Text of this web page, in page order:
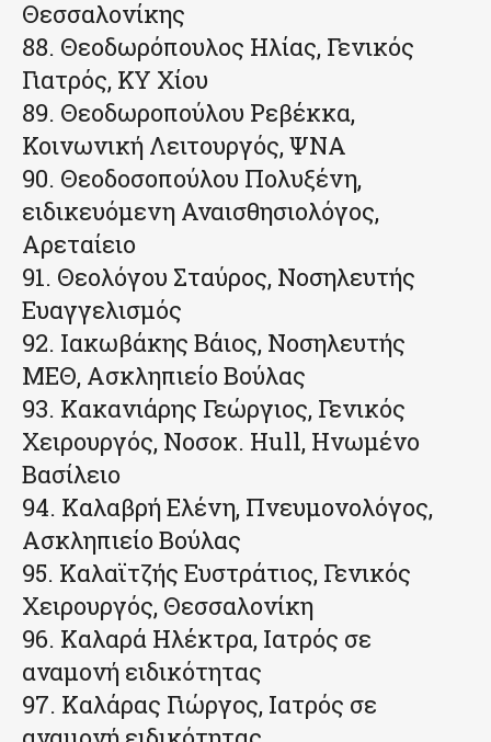
Θεσσαλονίκης
88. Θεοδωρόπουλος Ηλίας, Γενικός
Γιατρός, ΚΥ Χίου
89. Θεοδωροπούλου Ρεβέκκα,
Κοινωνική Λειτουργός, ΨΝΑ
90. Θεοδοσοπούλου Πολυξένη,
ειδικευόμενη Αναισθησιολόγος,
Αρεταίειο
91. Θεολόγου Σταύρος, Νοσηλευτής
Ευαγγελισμός
92. Ιακωβάκης Βάιος, Νοσηλευτής
ΜΕΘ, Ασκληπιείο Βούλας
93. Κακανιάρης Γεώργιος, Γενικός
Χειρουργός, Νοσοκ. Hull, Ηνωμένο
Βασίλειο
94. Καλαβρή Ελένη, Πνευμονολόγος,
Ασκληπιείο Βούλας
95. Καλαϊτζής Ευστράτιος, Γενικός
Χειρουργός, Θεσσαλονίκη
96. Καλαρά Ηλέκτρα, Ιατρός σε
αναμονή ειδικότητας
97. Καλάρας Γιώργος, Ιατρός σε